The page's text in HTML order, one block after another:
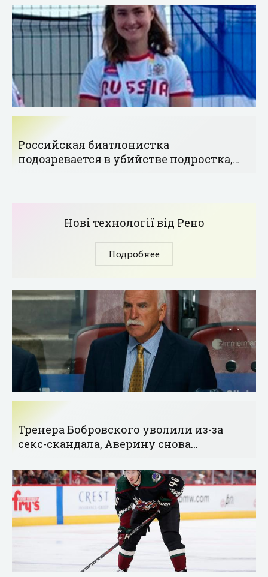
Российская биатлонистка
подозревается в убийстве подростка,
Нові технології від Рено
Подробнее
Тренера Бобровского уволили из-за
секс-скандала, Аверину снова
«Хоккей»